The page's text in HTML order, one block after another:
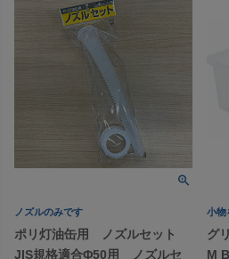
ノズルのみです
ポリ灯油缶用 ノズルセット
JIS規格適合Φ50用 ノズルセ
小物
グ
M